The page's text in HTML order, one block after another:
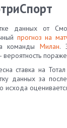
данных от
прогноз на
командыМилан.
- вероятность
ставка на
данных за
исхода